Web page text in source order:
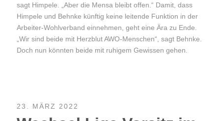
sagt Himpele. „Aber die Mensa bleibt offen.“ Damit, dass
Himpele und Behnke künftig keine leitende Funktion in der
Arbeiter-Wohlverband einnehmen, geht eine Ära zu Ende.
„Wir sind beide mit Herzblut AWO-Menschen“, sagt Behnke.
Doch nun könnten beide mit ruhigem Gewissen gehen.
23. MÄRZ 2022